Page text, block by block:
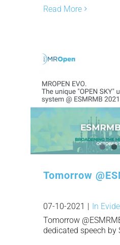
Read More
Tomorrow
07-10-2021 | In
Tomorrow
dedicated speech by